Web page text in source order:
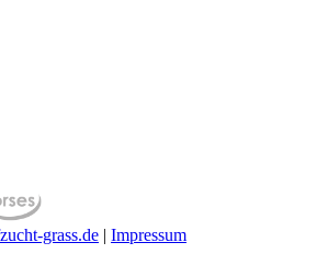
grass.de | Impressum